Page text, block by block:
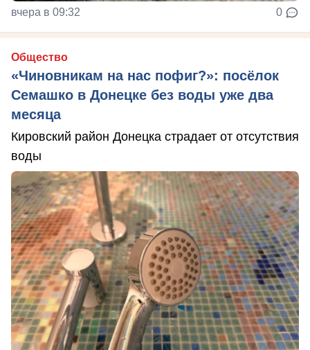
вчера в 09:32 0
Общество
«Чиновникам на нас пофиг?»: посёлок
Семашко в Донецке без воды уже два
месяца
Кировский район Донецка страдает от отсутствия
воды